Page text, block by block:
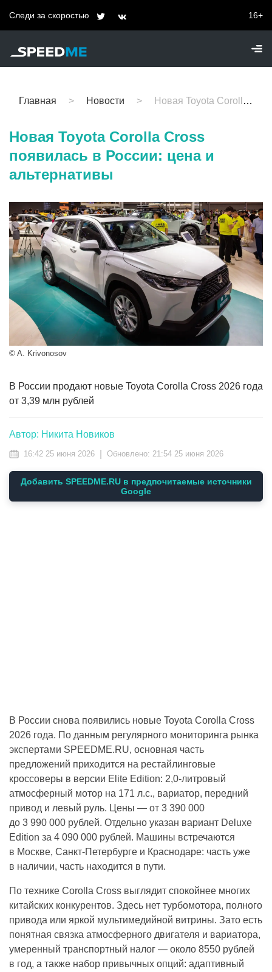
Следи за скоростью 16+
Главная Новости Новая Toyota Corolla Cross появилась в России: цена и альтернативы
Новая Toyota Corolla Cross
появилась в России: цена и
альтернативы
© A. Krivonosov
В России продают новые Toyota Corolla Cross 2026 года
от 3,39 млн рублей
Автор: Никита Новиков
16:42 25 июня 2026 Обновлено: 21:54 25 июня 2026
Добавить SPEEDME.RU в предпочитаемые источники
Google
В России снова появились новые Toyota Corolla Cross
2026 года. По данным регулярного мониторинга рынка
экспертами SPEEDME.RU, основная часть
предложений приходится на рестайлинговые
кроссоверы в версии Elite Edition: 2,0-литровый
атмосферный мотор на 171 л.с., вариатор, передний
привод и левый руль. Цены — от 3 390 000
до 3 990 000 рублей. Отдельно указан вариант Deluxe
Edition за 4 090 000 рублей. Машины встречаются
в Москве, Санкт-Петербурге и Краснодаре: часть уже
в наличии, часть находится в пути.
По технике Corolla Cross выглядит спокойнее многих
китайских конкурентов. Здесь нет турбомотора, полного
привода или яркой мультимедийной витрины. Зато есть
понятная связка атмосферного двигателя и вариатора,
умеренный транспортный налог — около 8550 рублей
в год, а также набор привычных опций: адаптивный